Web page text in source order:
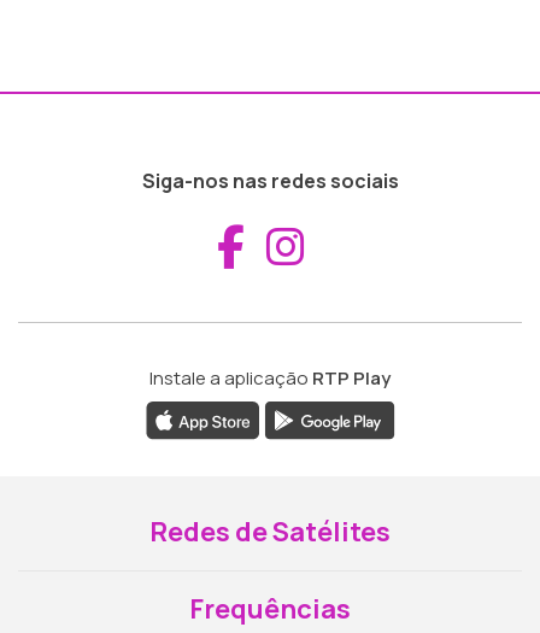
Siga-nos nas redes sociais
Aceder ao
Instale a aplicação RTP Play
Redes de Satélites
Frequências